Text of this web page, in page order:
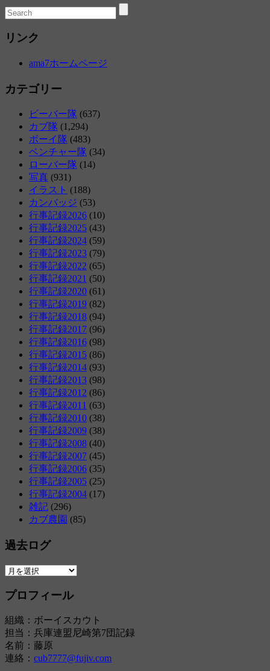
リンク
ama7ホームページ
カテゴリー
ビーバー隊 (637)
カブ隊 (1,294)
ボーイ隊 (483)
ベンチャー隊 (34)
ローバー隊 (14)
写真 (931)
イラスト (188)
カンバッジ (53)
行事記録2026 (10)
行事記録2025 (43)
行事記録2024 (59)
行事記録2023 (79)
行事記録2022 (65)
行事記録2021 (50)
行事記録2020 (61)
行事記録2019 (82)
行事記録2018 (94)
行事記録2017 (96)
行事記録2016 (98)
行事記録2015 (86)
行事記録2014 (93)
行事記録2013 (98)
行事記録2012 (86)
行事記録2011 (63)
行事記録2010 (38)
行事記録2009 (38)
行事記録2008 (40)
行事記録2007 (45)
行事記録2006 (35)
行事記録2005 (25)
行事記録2004 (17)
雑記 (296)
カブ農園 (85)
過去ログ
過
ロ
プロフィール
組織：ボーイスカウト
担当：兵庫連盟尼崎第7団記録
名前：藤原
連絡： cub7777@fujiv.com